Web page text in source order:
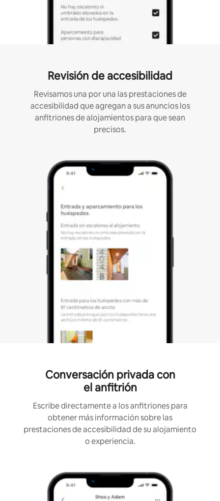
Revisión de accesibilidad
Revisamos una por una las prestaciones de
accesibilidad que agregan a sus anuncios los
anfitriones de alojamientos para que sean
precisos.
Conversación privada con
el anfitrión
Escribe directamente a los anfitriones para
obtener más información sobre las
prestaciones de accesibilidad de su alojamiento
o experiencia.